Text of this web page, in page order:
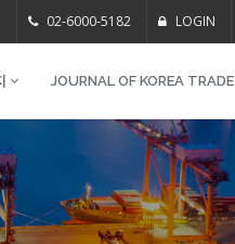
02-6000-5182 LOGIN
JOURNAL OF KOREA TRADE